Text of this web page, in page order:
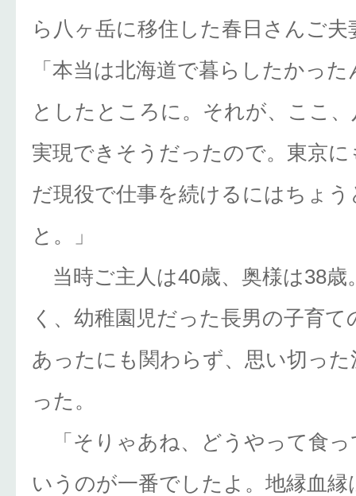
ら八ヶ岳に移住した春日さんご夫
「本当は北海道で暮らしたかっ
としたところに。それが、ここ
実現できそうだったので。東京
だ現役で仕事を続けるにはちょ
と。」
当時ご主人は40歳、奥様は38歳
く、幼稚園児だった長男の子育て
あったにも関わらず、思い切っ
った。
「そりゃあね、どうやって食っ
いうのが一番でしたよ。地縁血縁